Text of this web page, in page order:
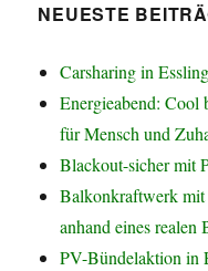
NEUESTE
Carsharing in
Energieabend: Cool
für Mensch und
Blackout-sicher mit
Balkonkraftwerk mit
anhand eines realen
PV-Bündelaktion in